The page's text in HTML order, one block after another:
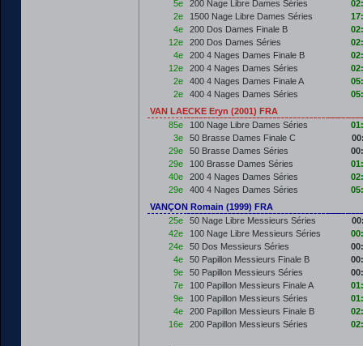
5e
200 Nage Libre Dames Séries
2e
1500 Nage Libre Dames Séries
4e
200 Dos Dames Finale B
12e
200 Dos Dames Séries
4e
200 4 Nages Dames Finale B
12e
200 4 Nages Dames Séries
2e
400 4 Nages Dames Finale A
2e
400 4 Nages Dames Séries
VAN LAECKE Eryn (2001) FRA
85e
100 Nage Libre Dames Séries
3e
50 Brasse Dames Finale C
29e
50 Brasse Dames Séries
29e
100 Brasse Dames Séries
40e
200 4 Nages Dames Séries
29e
400 4 Nages Dames Séries
VANÇON Romain (1999) FRA
25e
50 Nage Libre Messieurs Séries
42e
100 Nage Libre Messieurs Séries
24e
50 Dos Messieurs Séries
4e
50 Papillon Messieurs Finale B
9e
50 Papillon Messieurs Séries
7e
100 Papillon Messieurs Finale A
9e
100 Papillon Messieurs Séries
4e
200 Papillon Messieurs Finale B
16e
200 Papillon Messieurs Séries